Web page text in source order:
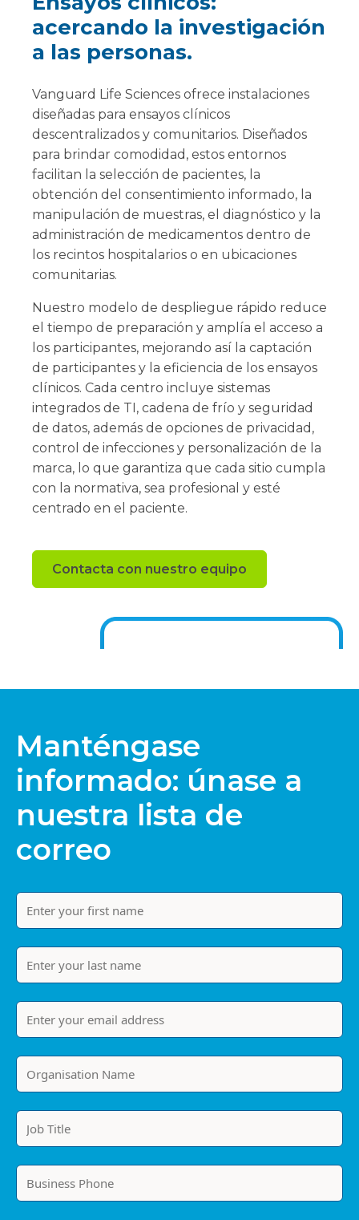
acercando la investigación
a las personas.
Vanguard Life Sciences ofrece instalaciones
diseñadas para ensayos clínicos
descentralizados y comunitarios. Diseñados
para brindar comodidad, estos entornos
facilitan la selección de pacientes, la
obtención del consentimiento informado, la
manipulación de muestras, el diagnóstico y la
administración de medicamentos dentro de
los recintos hospitalarios o en ubicaciones
comunitarias.
Nuestro modelo de despliegue rápido reduce
el tiempo de preparación y amplía el acceso a
los participantes, mejorando así la captación
de participantes y la eficiencia de los ensayos
clínicos. Cada centro incluye sistemas
integrados de TI, cadena de frío y seguridad
de datos, además de opciones de privacidad,
control de infecciones y personalización de la
marca, lo que garantiza que cada sitio cumpla
con la normativa, sea profesional y esté
centrado en el paciente.
Contacta con nuestro equipo
Manténgase
informado: únase a
nuestra lista de
correo